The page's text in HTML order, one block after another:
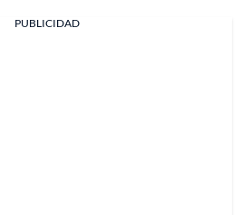
PUBLICIDAD